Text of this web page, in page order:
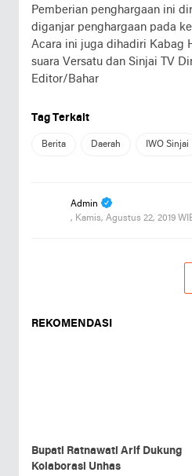
Pemberian penghargaan ini
diganjar penghargaan pada
Acara ini juga dihadiri Kabag
suara Versatu dan Sinjai TV
Editor/Bahar
Tag Terkait
Berita Daerah IWO Sinjai
Admin
, Kamis, Agustus 22, 2019
REKOMENDASI
Bupati Ratnawati Arif Dukung
Kolaborasi Unhas